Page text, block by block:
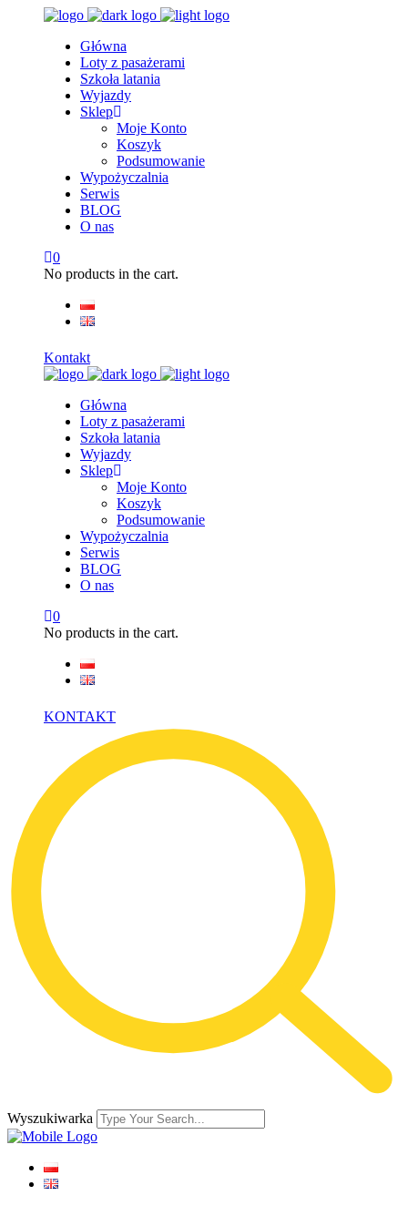
Główna
Loty z pasażerami
Szkoła latania
Wyjazdy
Sklep
Moje Konto
Koszyk
Podsumowanie
Wypożyczalnia
Serwis
BLOG
O nas
0
No products in the cart.
Kontakt
Główna
Loty z pasażerami
Szkoła latania
Wyjazdy
Sklep
Moje Konto
Koszyk
Podsumowanie
Wypożyczalnia
Serwis
BLOG
O nas
0
No products in the cart.
KONTAKT
Wyszukiwarka